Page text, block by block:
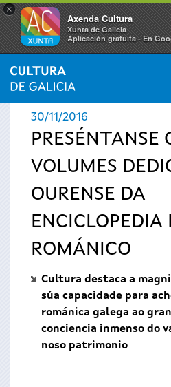
×
Axenda Cultura
Xunta de Galicia
Aplicación gratuíta - En
Vostede
está
aquí
INICIO › ACTUALIDADE
30/11/2016
PRESÉNTANSE
VOLUMES
OURENSE DA
ENCICLOPEDIA
ROMÁNICO
Cultura destaca a
súa capacidade para
románica galega ao
conciencia inmenso do
noso patrimonio